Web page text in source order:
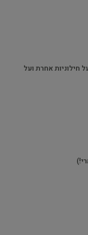
חילוניות אחרת ועל